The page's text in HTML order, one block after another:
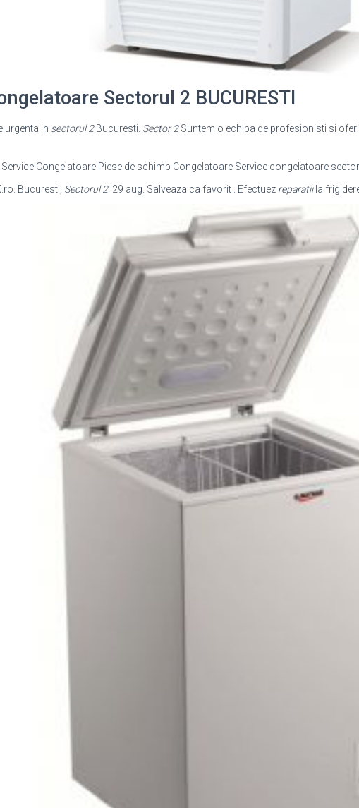
Sectorul 2 BUCURESTI
urgenta in sectorul 2Bucuresti. Sector 2Suntem o echipa de profesionisti si
Congelatoare Piese de schimb Congelatoare Service congelatoare
Bucuresti, Sectorul 2. 29 aug. Salveaza ca favorit . Efectuez reparatiila